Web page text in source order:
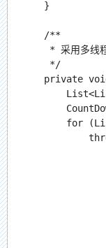
    }
    /**
* 采用多线
     */
private
for